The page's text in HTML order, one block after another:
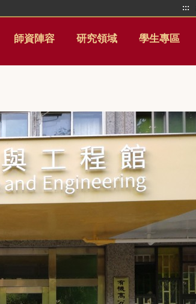
:::
師資陣容 研究領域 學生專區